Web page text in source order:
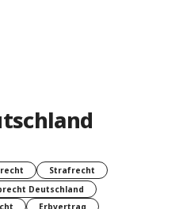
Strafrecht
Deutschland
Erbvertrag